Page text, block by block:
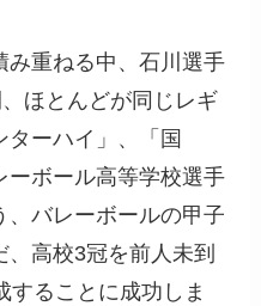
み重ねる中、石川選手
ほとんどが同じレギ
ターハイ」、「国
ーボール高等学校選手
、バレーボールの甲子
高校3冠を前人未到
することに成功しま